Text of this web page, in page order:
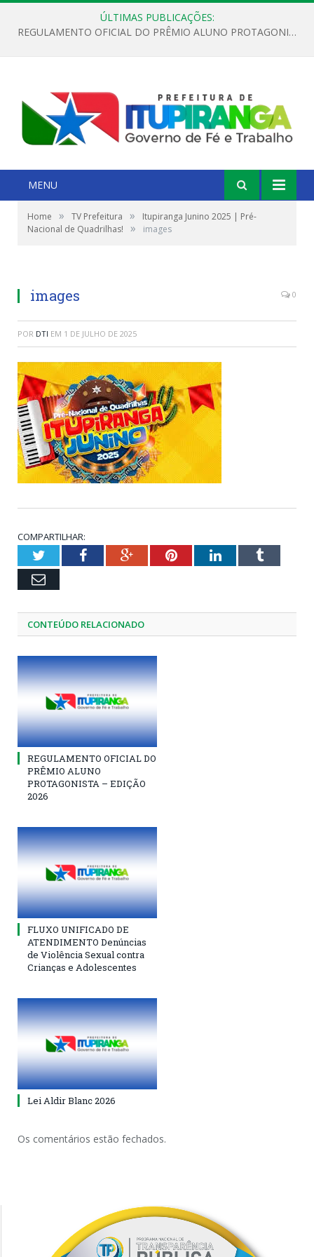
ÚLTIMAS PUBLICAÇÕES:
REGULAMENTO OFICIAL DO PRÊMIO ALUNO PROTAGONISTA – EDIÇÃO 2026
MENU
Home » TV Prefeitura »
Itupiranga Junino 2025 | Pré-
Nacional de Quadrilhas!
» images
images 0
POR DTI EM 1 DE JULHO DE 2025
COMPARTILHAR:
TwitterFacebookGoogle+PinterestLinkedInTumblr
Email
CONTEÚDO RELACIONADO
REGULAMENTO OFICIAL DO
PRÊMIO ALUNO
PROTAGONISTA – EDIÇÃO
2026
FLUXO UNIFICADO DE
ATENDIMENTO Denúncias
de Violência Sexual contra
Crianças e Adolescentes
Lei Aldir Blanc 2026
Os comentários estão fechados.